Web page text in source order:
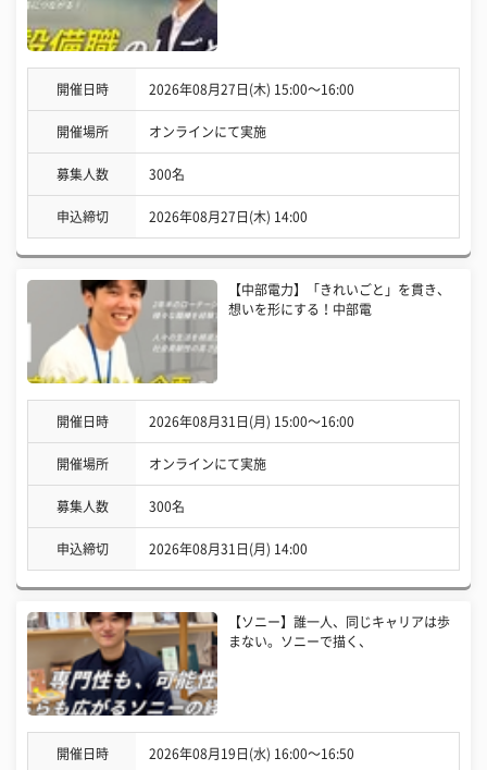
開催日時 2026年08月27日(木) 15:00〜16:00
開催場所 オンラインにて実施
募集人数 300名
申込締切 2026年08月27日(木) 14:00
【中部電力】「きれいごと」を貫き、
想いを形にする！中部電
開催日時 2026年08月31日(月) 15:00〜16:00
開催場所 オンラインにて実施
募集人数 300名
申込締切 2026年08月31日(月) 14:00
【ソニー】誰一人、同じキャリアは歩
まない。ソニーで描く、
開催日時 2026年08月19日(水) 16:00〜16:50